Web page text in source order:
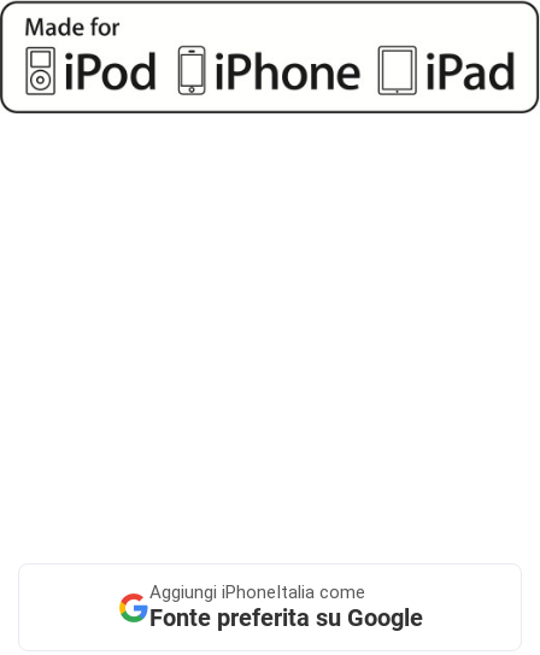
Aggiungi iPhoneItalia come
Fonte preferita su Google